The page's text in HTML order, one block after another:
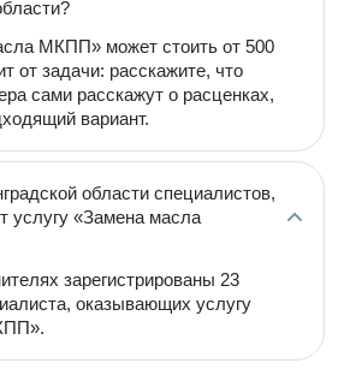
МКПП» может стоить от 500
от задачи: расскажите, что
сами расскажут о расценках,
вариант.
области специалистов,
услугу «Замена масла
зарегистрированы 23
оказывающих услугу